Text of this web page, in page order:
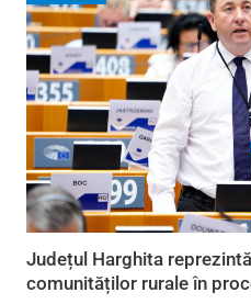
Județul Harghita
comunităților rurale în